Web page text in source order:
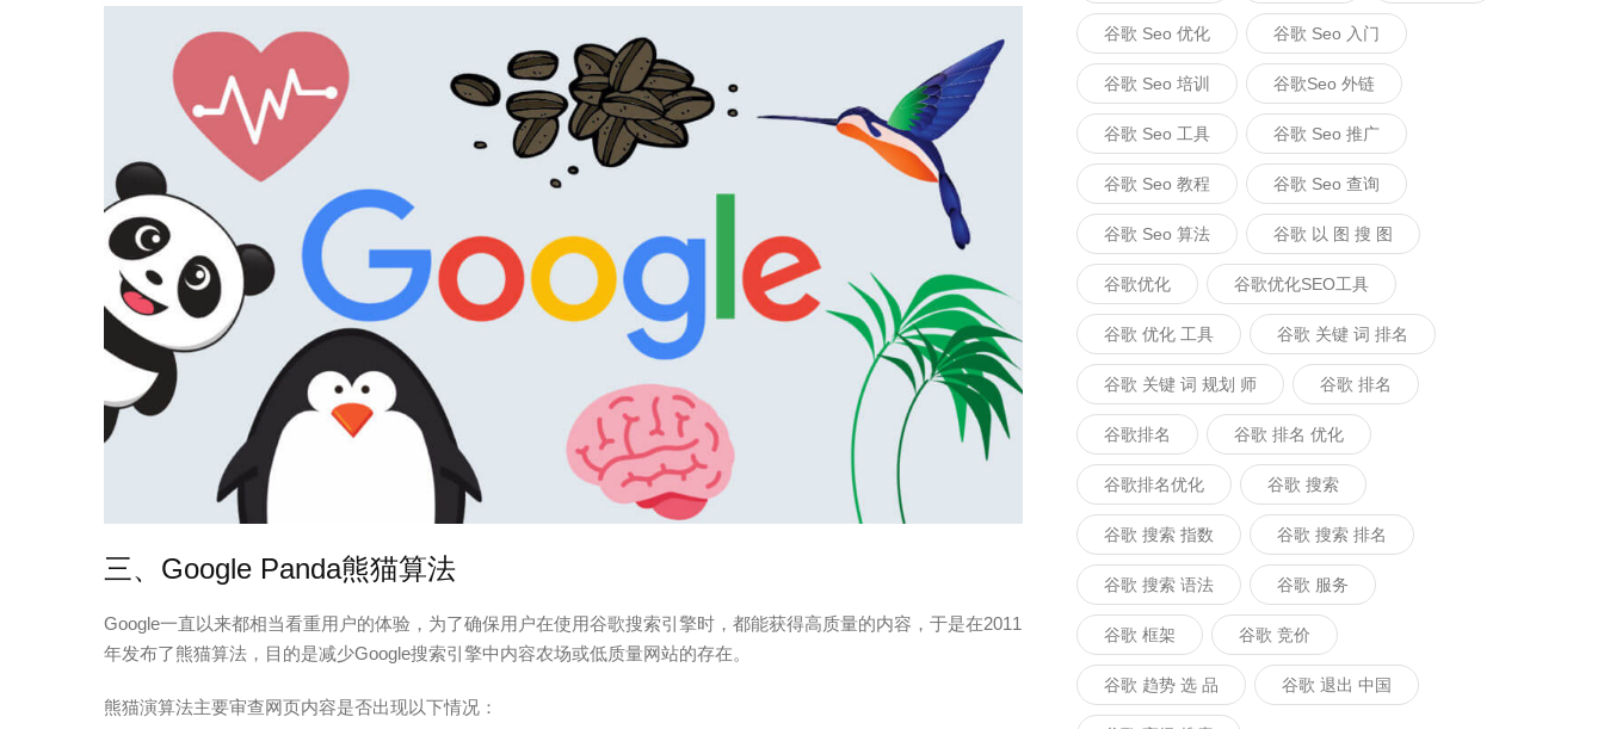
三、Google Panda熊猫算法
Google一直以来都相当看重用户的体验，为了确保用户在使用谷歌搜索引擎时，都能获得高质量的内容，于是在2011
年发布了熊猫算法，目的是减少Google搜索引擎中内容农场或低质量网站的存在。
熊猫演算法主要审查网页内容是否出现以下情况：
谷歌 Seo 优化 谷歌 Seo 入门
谷歌 Seo 培训 谷歌seo 外链
谷歌 Seo 工具 谷歌 Seo 推广
谷歌 Seo 教程 谷歌 Seo 查询
谷歌 Seo 算法 谷歌 以 图 搜 图
谷歌优化 谷歌优化SEO工具
谷歌 优化 工具 谷歌 关键 词 排名
谷歌 关键 词 规划 师 谷歌 排名
谷歌排名 谷歌 排名 优化
谷歌排名优化 谷歌 搜索
谷歌 搜索 指数 谷歌 搜索 排名
谷歌 搜索 语法 谷歌 服务
谷歌 框架 谷歌 竞价
谷歌 趋势 选 品 谷歌 退出 中国